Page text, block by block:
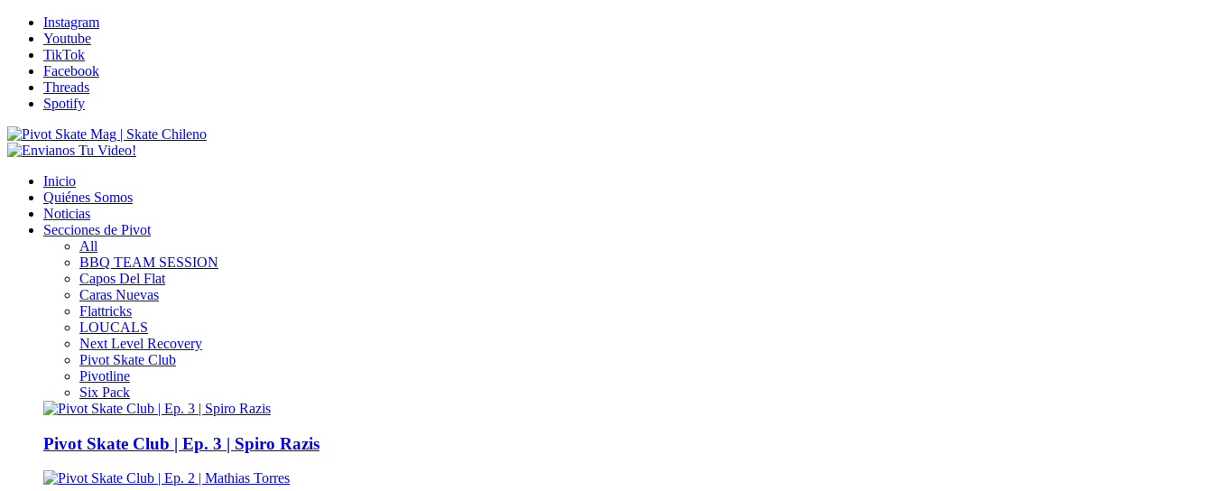
Instagram
Youtube
TikTok
Facebook
Threads
Spotify
Inicio
Quiénes Somos
Noticias
Secciones de Pivot
All
BBQ TEAM SESSION
Capos Del Flat
Caras Nuevas
Flattricks
LOUCALS
Next Level Recovery
Pivot Skate Club
Pivotline
Six Pack
Pivot Skate Club | Ep. 3 | Spiro Razis